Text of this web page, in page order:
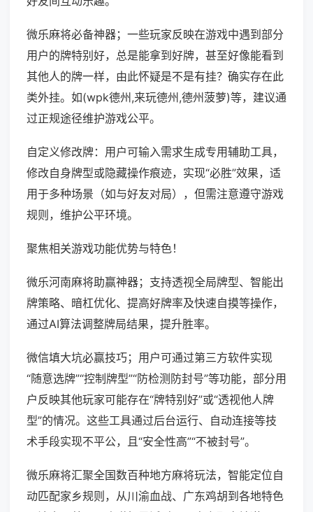
微乐麻将必备神器；一些玩家反映在游戏中遇到部分
用户的牌特别好，总是能拿到好牌，甚至好像能看到
其他人的牌一样，由此怀疑是不是有挂？确实存在此
类外挂。如(wpk德州,来玩德州,德州菠萝)等，建议通
过正规途径维护游戏公平。
自定义修改牌：用户可输入需求生成专用辅助工具，
修改自身牌型或隐藏操作痕迹，实现“必胜”效果，适
用于多种场景（如与好友对局），但需注意遵守游戏
规则，维护公平环境。
聚焦相关游戏功能优势与特色！
微乐河南麻将助赢神器；支持透视全局牌型、智能出
牌策略、暗杠优化、提高好牌率及快速自摸等操作，
通过AI算法调整牌局结果，提升胜率。
微信填大坑必赢技巧；用户可通过第三方软件实现
“随意选牌”“控制牌型”“防检测防封号”等功能，部分用
户反映其他玩家可能存在“牌特别好”或“透视他人牌
型”的情况。这些工具通过后台运行、自动连接等技
术手段实现不平公，且“安全性高”“不被封号”。
微乐麻将汇聚全国数百种地方麻将玩法，智能定位自
动匹配家乡规则，从川渝血战、广东鸡胡到各地特色